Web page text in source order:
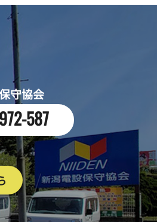
守協会
587